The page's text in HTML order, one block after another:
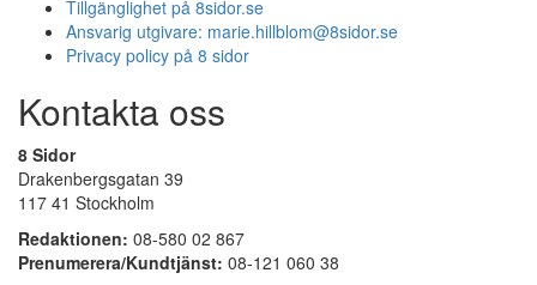
Tillgänglighet på 8sidor.se
Ansvarig utgivare: marie.hillblom@8sidor.se
Privacy policy på 8 sidor
Kontakta oss
8 Sidor
Drakenbergsgatan 39
117 41 Stockholm
Redaktionen: 08-580 02 867
Prenumerera/Kundtjänst: 08-121 060 38